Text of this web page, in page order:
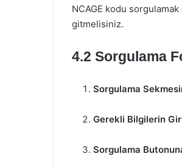
NCAGE kodu
gitmelisiniz.
4.2 Sorgulama
Sorgulama
Gerekli Bilgilerin
Sorgulama